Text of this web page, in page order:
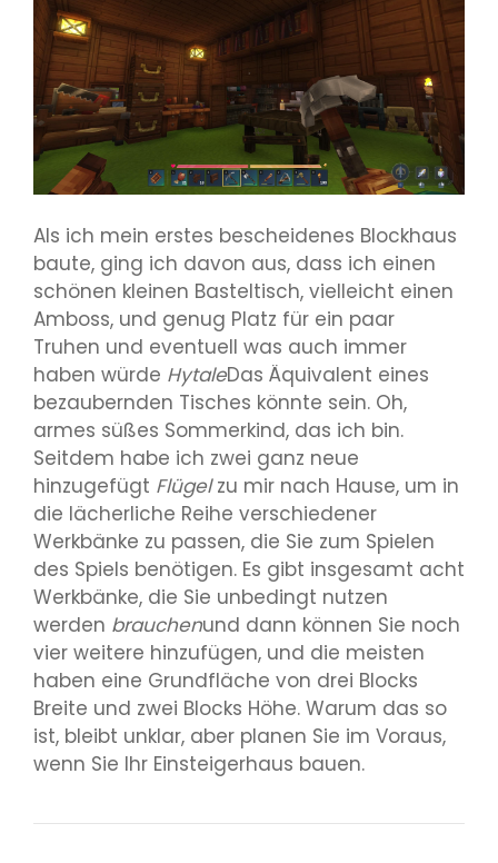
Als ich mein erstes bescheidenes Blockhaus
baute, ging ich davon aus, dass ich einen
schönen kleinen Basteltisch, vielleicht einen
Amboss, und genug Platz für ein paar
Truhen und eventuell was auch immer
haben würde HytaleDas Äquivalent eines
bezaubernden Tisches könnte sein. Oh,
armes süßes Sommerkind, das ich bin.
Seitdem habe ich zwei ganz neue
hinzugefügt Flügelzu mir nach Hause, um in
die lächerliche Reihe verschiedener
Werkbänke zu passen, die Sie zum Spielen
des Spiels benötigen. Es gibt insgesamt acht
Werkbänke, die Sie unbedingt nutzen
werden brauchenund dann können Sie noch
vier weitere hinzufügen, und die meisten
haben eine Grundfläche von drei Blocks
Breite und zwei Blocks Höhe. Warum das so
ist, bleibt unklar, aber planen Sie im Voraus,
wenn Sie Ihr Einsteigerhaus bauen.